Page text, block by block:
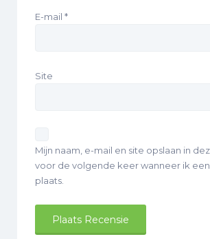
E-mail *
Site
Mijn naam, e-mail en site opslaan in
voor de volgende keer wanneer ik
plaats.